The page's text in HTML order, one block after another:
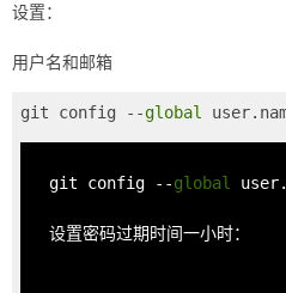
设置：
git config --global
git config --global